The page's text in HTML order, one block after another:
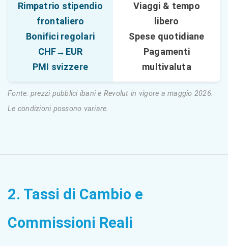
Rimpatrio stipendio
frontaliero
Bonifici regolari
CHF→EUR
PMI svizzere
Viaggi & tempo
libero
Spese quotidiane
Pagamenti
multivaluta
Fonte: prezzi pubblici ibani e Revolut in vigore a maggio 2026.
Le condizioni possono variare.
2. Tassi di Cambio e
Commissioni Reali